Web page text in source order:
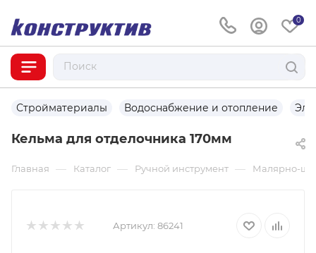
0
Стройматериалы Водоснабжение и отопление
Кельма для отделочника 170мм
Главная — Каталог — Ручной инструмент — Малярно-
Артикул: 86241